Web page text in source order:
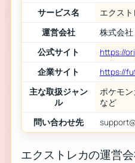
サービス名
エクスト
運営会社
株式会
公式サイト
https://
企業サイト
https://
主な取扱ジャン
ル
ポケモ
など
問い合わせ先
エクストレカの運営